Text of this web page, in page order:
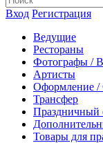
Вход Регистрация
Ведущие
Рестораны
Фотографы /
Артисты
Оформление /
Трансфер
Праздничный
Товары для